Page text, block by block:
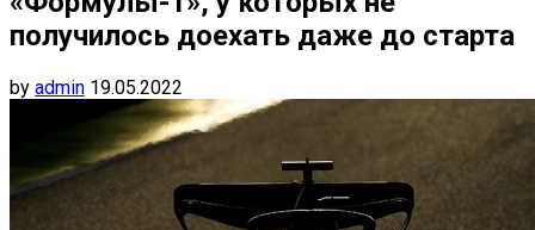
получилось доехать даже до старта
by admin 19.05.2022